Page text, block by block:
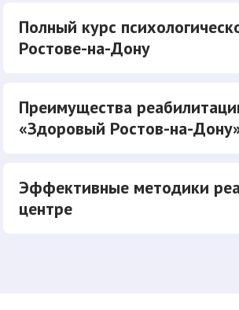
Полный курс
Ростове-на-Дону
Преимущества
«Здоровый Ростов-на-
Эффективные методики
центре